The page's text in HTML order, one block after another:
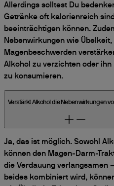
Allerdings solltest Du
Getränke oft kalorienreich
beeinträchtigen können.
Nebenwirkungen wie
Magenbeschwerden
Alkohol zu verzichten oder
zu konsumieren.
Verstärkt Alkohol die Nebenwirkungen
Ja, das ist möglich. Sowohl
können den Magen-Darm-
die Verdauung verlangsamen
beides kombiniert wird,